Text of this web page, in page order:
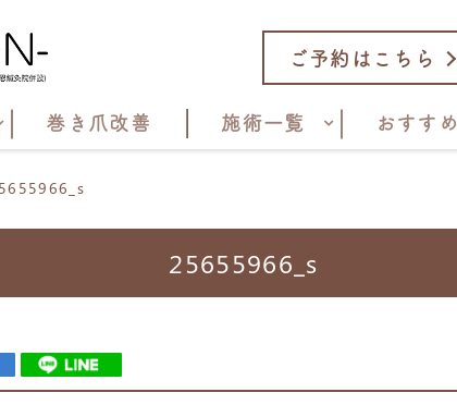
ご予約はこちら
巻き爪改善 施術一覧 おすすめ
25655966_s